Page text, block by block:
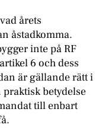
årets
åstadkomma.
inte på RF
6 och dess
är gällande rätt i
betydelse
till enbart